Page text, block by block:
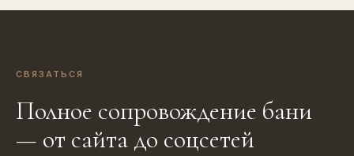
СВЯЗАТЬСЯ
Полное сопровождение бани
— от сайта до соцсетей